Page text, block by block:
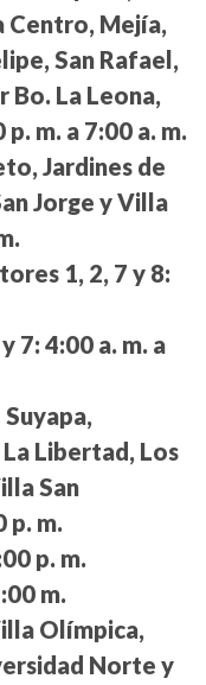
Centro, Mejía,
San Rafael,
Bo. La Leona,
p. m. a 7:00 a. m.
Jardines de
Jorge y Villa
1, 2, 7 y 8:
7: 4:00 a. m. a
Libertad, Los
San
p. m.
p. m.
m.
Olímpica,
Norte y